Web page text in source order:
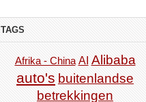
TAGS
Afrika - China AI Alibaba
auto's buitenlandse
betrekkingen